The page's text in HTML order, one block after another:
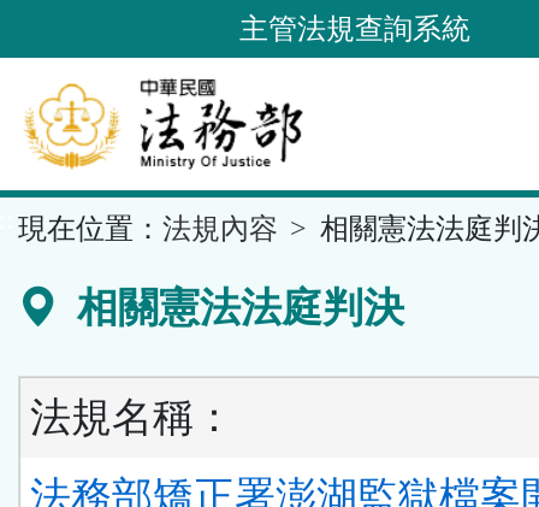
到
要
內
容
區
主管法規查詢系統
現在位置： 法規內容 相關憲法法庭判
相關憲法法庭判決
法規名稱：
法務部矯正署澎湖監獄檔案